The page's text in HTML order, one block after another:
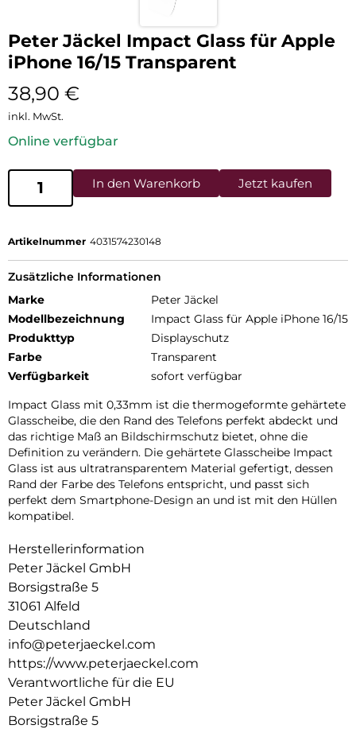
Peter Jäckel Impact Glass für Apple
iPhone 16/15 Transparent
38,90 €
inkl. MwSt.
Online verfügbar
In den Warenkorb Jetzt kaufen
Artikelnummer 4031574230148
Zusätzliche Informationen
Marke
Peter Jäckel
Modellbezeichnung
Impact Glass für Apple iPhone 16/15
Produkttyp
Displayschutz
Farbe
Transparent
Verfügbarkeit
sofort verfügbar
Impact Glass mit 0,33mm ist die thermogeformte gehärtete
Glasscheibe, die den Rand des Telefons perfekt abdeckt und
das richtige Maß an Bildschirmschutz bietet, ohne die
Definition zu verändern. Die gehärtete Glasscheibe Impact
Glass ist aus ultratransparentem Material gefertigt, dessen
Rand der Farbe des Telefons entspricht, und passt sich
perfekt dem Smartphone-Design an und ist mit den Hüllen
kompatibel.
Herstellerinformation
Peter Jäckel GmbH
Borsigstraße 5
31061 Alfeld
Deutschland
info@peterjaeckel.com
https://www.peterjaeckel.com
Verantwortliche für die EU
Peter Jäckel GmbH
Borsigstraße 5